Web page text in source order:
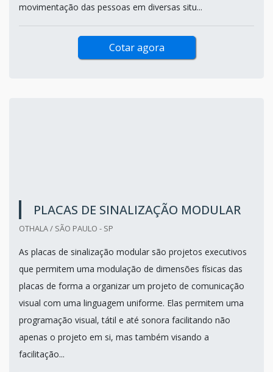
movimentação das pessoas em diversas situ...
Cotar agora
PLACAS DE SINALIZAÇÃO MODULAR
OTHALA / SÃO PAULO - SP
As placas de sinalização modular são projetos executivos
que permitem uma modulação de dimensões físicas das
placas de forma a organizar um projeto de comunicação
visual com uma linguagem uniforme. Elas permitem uma
programação visual, tátil e até sonora facilitando não
apenas o projeto em si, mas também visando a
facilitação...